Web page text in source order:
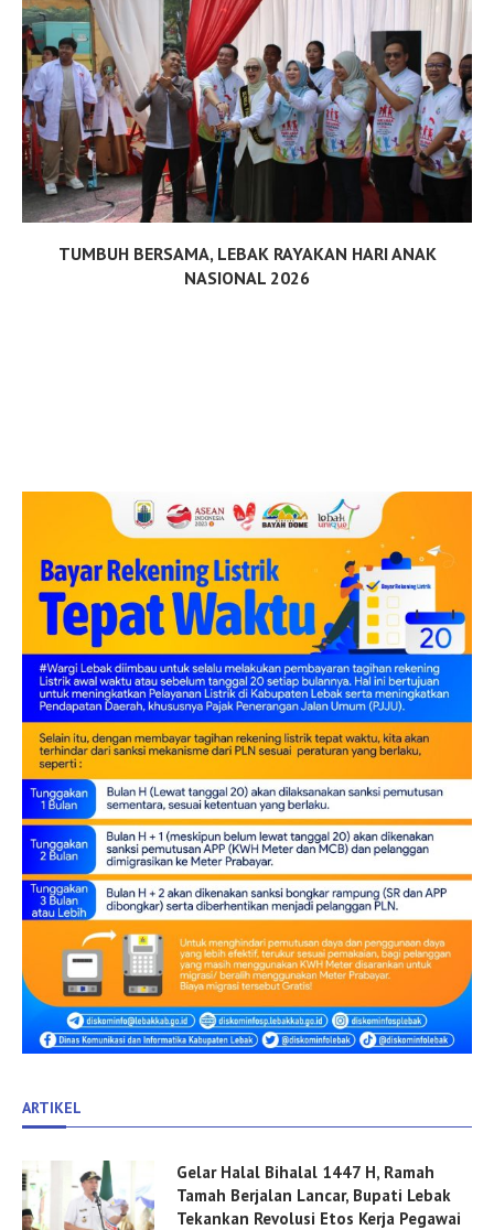
TUMBUH BERSAMA, LEBAK RAYAKAN HARI ANAK
NASIONAL 2026
ARTIKEL
Gelar Halal Bihalal 1447 H, Ramah
Tamah Berjalan Lancar, Bupati Lebak
Tekankan Revolusi Etos Kerja Pegawai